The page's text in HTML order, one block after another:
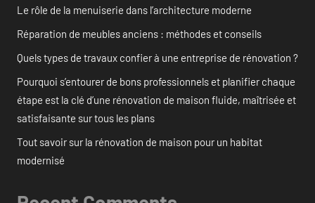
Le rôle de la menuiserie dans l’architecture moderne
Réparation de meubles anciens : méthodes et conseils
Quels types de travaux confier à une entreprise de rénovation ?
Pourquoi s’entourer de bons professionnels et planifier chaque
étape est la clé d’une rénovation de maison fluide, maîtrisée et
satisfaisante sur tous les plans
Tout savoir sur la rénovation de maison pour un habitat
modernisé